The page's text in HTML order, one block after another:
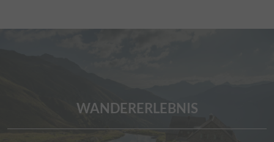
WANDERERLEBNIS